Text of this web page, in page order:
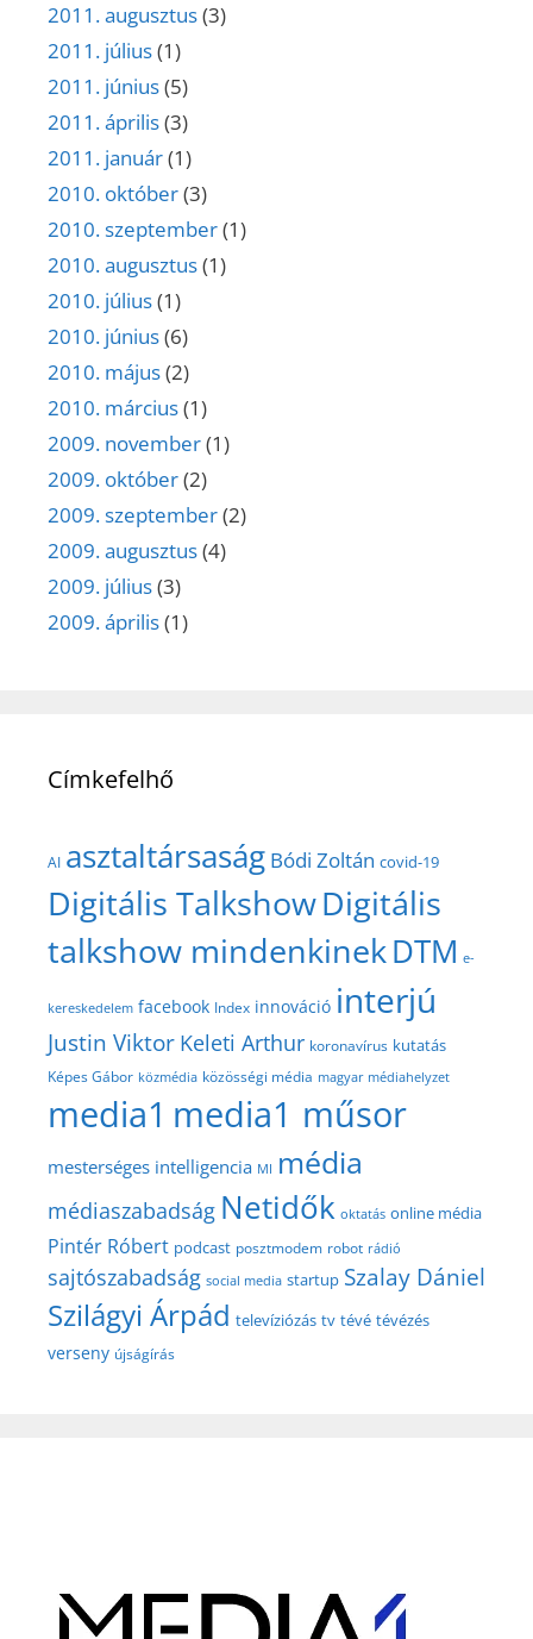
2011. augusztus(3)
2011. július(1)
2011. június(5)
2011. április(3)
2011. január(1)
2010. október(3)
2010. szeptember(1)
2010. augusztus(1)
2010. július(1)
2010. június(6)
2010. május(2)
2010. március(1)
2009. november(1)
2009. október(2)
2009. szeptember(2)
2009. augusztus(4)
2009. július(3)
2009. április(1)
Címkefelhő
AI asztaltársaság Bódi Zoltán covid-19
Digitális TalkshowDigitális
talkshow mindenkinekDTM e-
kereskedelem facebook Index innováció interjú
Justin Viktor Keleti Arthur koronavírus kutatás
Képes Gábor közmédia közösségi média magyar médiahelyzet
media1 media1 műsor
mesterséges intelligencia MI média
médiaszabadság Netidők oktatás online média
Pintér Róbert podcast posztmodem robot rádió
sajtószabadság social media startup Szalay Dániel
Szilágyi Árpád televíziózás tv tévé tévézés
verseny újságírás